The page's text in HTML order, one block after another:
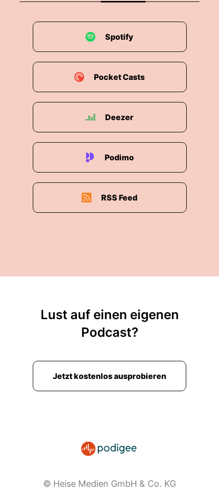
Spotify
Pocket Casts
Deezer
Podimo
RSS Feed
Lust auf einen eigenen
Podcast?
Jetzt kostenlos ausprobieren
© Heise Medien GmbH & Co. KG